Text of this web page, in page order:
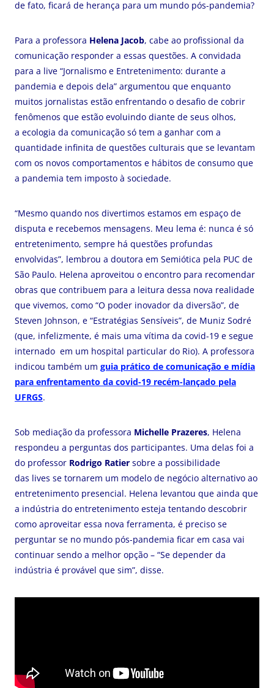
de fato, ficará de herança para um mundo pós-pandemia?
Para a professora Helena Jacob, cabe ao profissional da
comunicação responder a essas questões. A convidada
para a live “Jornalismo e Entretenimento: durante a
pandemia e depois dela” argumentou que enquanto
muitos jornalistas estão enfrentando o desafio de cobrir
fenômenos que estão evoluindo diante de seus olhos,
a ecologia da comunicação só tem a ganhar com a
quantidade infinita de questões culturais que se levantam
com os novos comportamentos e hábitos de consumo que
a pandemia tem imposto à sociedade.
“Mesmo quando nos divertimos estamos em espaço de
disputa e recebemos mensagens. Meu lema é: nunca é só
entretenimento, sempre há questões profundas
envolvidas”, lembrou a doutora em Semiótica pela PUC de
São Paulo. Helena aproveitou o encontro para recomendar
obras que contribuem para a leitura dessa nova realidade
que vivemos, como “O poder inovador da diversão”, de
Steven Johnson, e “Estratégias Sensíveis”, de Muniz Sodré
(que, infelizmente, é mais uma vítima da covid-19 e segue
internado em um hospital particular do Rio). A professora
indicou também um guia prático de comunicação e mídia
para enfrentamento da covid-19 recém-lançado pela
UFRGS.
Sob mediação da professora Michelle Prazeres, Helena
respondeu a perguntas dos participantes. Uma delas foi a
do professor Rodrigo Ratier sobre a possibilidade
das lives se tornarem um modelo de negócio alternativo ao
entretenimento presencial. Helena levantou que ainda que
a indústria do entretenimento esteja tentando descobrir
como aproveitar essa nova ferramenta, é preciso se
perguntar se no mundo pós-pandemia ficar em casa vai
continuar sendo a melhor opção – “Se depender da
indústria é provável que sim”, disse.